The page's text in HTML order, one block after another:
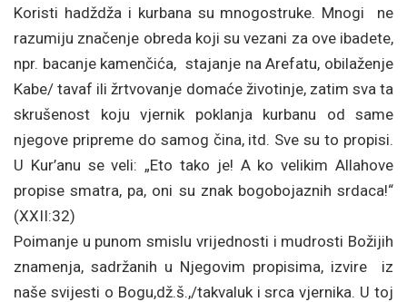
Koristi hadždža i kurbana su mnogostruke. Mnogi ne
razumiju značenje obreda koji su vezani za ove ibadete,
npr. bacanje kamenčića, stajanje na Arefatu, obilaženje
Kabe/ tavaf ili žrtvovanje domaće životinje, zatim sva ta
skrušenost koju vjernik poklanja kurbanu od same
njegove pripreme do samog čina, itd. Sve su to propisi.
U Kur’anu se veli: „Eto tako je! A ko velikim Allahove
propise smatra, pa, oni su znak bogobojaznih srdaca!“
(XXII:32)
Poimanje u punom smislu vrijednosti i mudrosti Božijih
znamenja, sadržanih u Njegovim propisima, izvire iz
naše svijesti o Bogu,dž.š.,/takvaluk i srca vjernika. U toj